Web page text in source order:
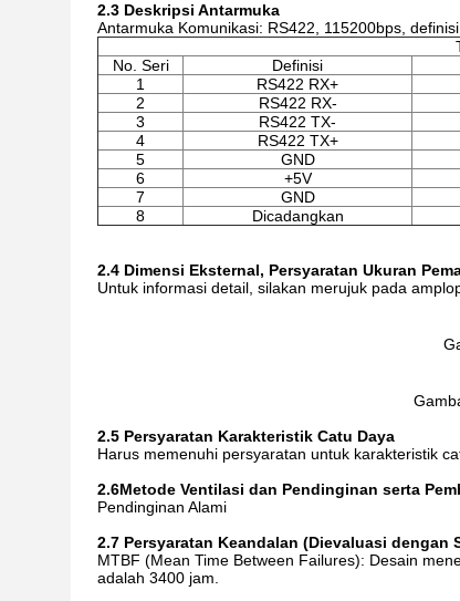
2.3 Deskripsi Antarmuka
Antarmuka Komunikasi: RS422, 115200bps,
No. Seri
Definisi
1
RS422 RX+
2
RS422 RX-
3
RS422 TX-
4
RS422 TX+
5
GND
6
+5V
7
GND
8
Dicadangkan
2.4 Dimensi Eksternal, Persyaratan Ukuran
Untuk informasi detail, silakan merujuk pada
2.5 Persyaratan Karakteristik Catu Daya
Harus memenuhi persyaratan untuk karakteristik
2.6Metode Ventilasi dan Pendinginan serta
Pendinginan Alami
2.7 Persyaratan Keandalan (Dievaluasi dengan
MTBF (Mean Time Between Failures): Desain
adalah 3400 jam.